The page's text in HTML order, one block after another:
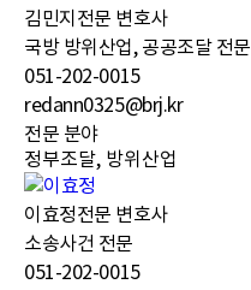
김민지 전문 변호사
국방 방위산업, 공공조달 전문
051-202-0015
redann0325@brj.kr
전문 분야
정부조달, 방위산업
이효정전문 변호사
소송사건 전문
051-202-0015